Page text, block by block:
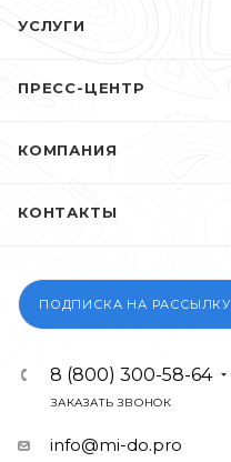
УСЛУГИ
ПРЕСС-ЦЕНТР
КОМПАНИЯ
КОНТАКТЫ
ПОДПИСКА НА РАССЫЛКУ
8 (800) 300-58-64
ЗАКАЗАТЬ ЗВОНОК
info@mi-do.pro